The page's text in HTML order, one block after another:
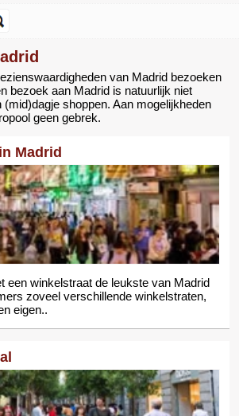
van Madrid bezoeken
bezoek aan Madrid is natuurlijk niet
shoppen. Aan mogelijkheden
geen gebrek.
Madrid
een winkelstraat de leukste van Madrid
zoveel verschillende winkelstraten,
eigen..